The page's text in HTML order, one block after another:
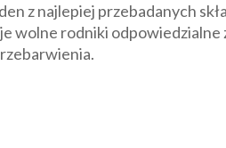
z najlepiej przebadanych
wolne rodniki odpowiedzialne